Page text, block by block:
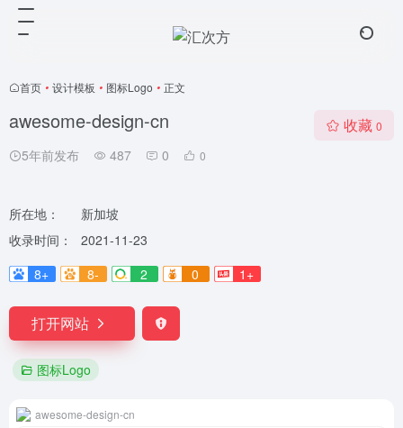
首页 • 设计模板 • 图标Logo • 正文
awesome-design-cn
5年前发布 487 0 0
收藏 0
所在地：
新加坡
收录时间：
2021-11-23
8+
8- 2 0 1+
打开网站
图标Logo
awesome-design-cn